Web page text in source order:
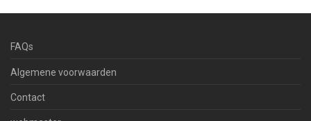
FAQs
Algemene voorwaarden
Contact